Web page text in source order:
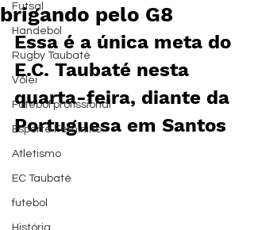
Futsal
Handebol
Rugby Taubaté
Vôlei
Futebol profissional
Esporte Feminino
Atletismo
EC Taubaté
futebol
História
brigando pelo G8
Essa é a única meta do
E.C. Taubaté nesta
quarta-feira, diante da
Portuguesa em Santos